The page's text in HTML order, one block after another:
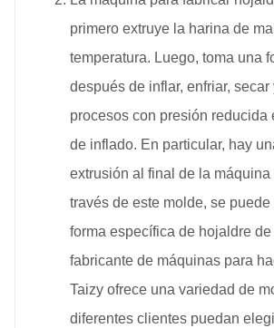
primero extruye la harina de
temperatura. Luego, toma una
después de inflar, enfriar, secar
procesos con presión reducida
de inflado. En particular, hay
extrusión al final de la máquina
través de este molde, se
forma específica de hojaldre de
fabricante de máquinas para
Taizy ofrece una variedad de
diferentes clientes puedan